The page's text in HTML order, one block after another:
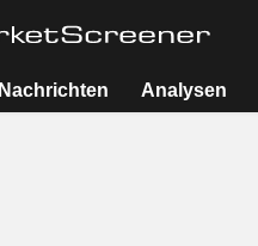
Nachrichten Analysen